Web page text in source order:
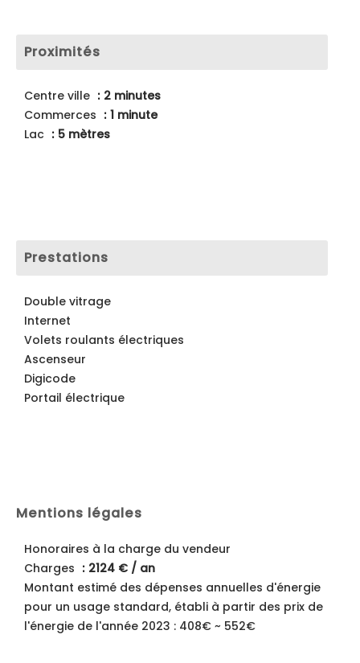
Proximités
Centre ville
2 minutes
Commerces
1 minute
Lac
5 mètres
Prestations
Double vitrage
Internet
Volets roulants électriques
Ascenseur
Digicode
Portail électrique
Mentions légales
Honoraires à la charge du vendeur
Charges
2124 € / an
Montant estimé des dépenses annuelles d'énergie
pour un usage standard, établi à partir des prix de
l'énergie de l'année 2023 : 408€ ~ 552€